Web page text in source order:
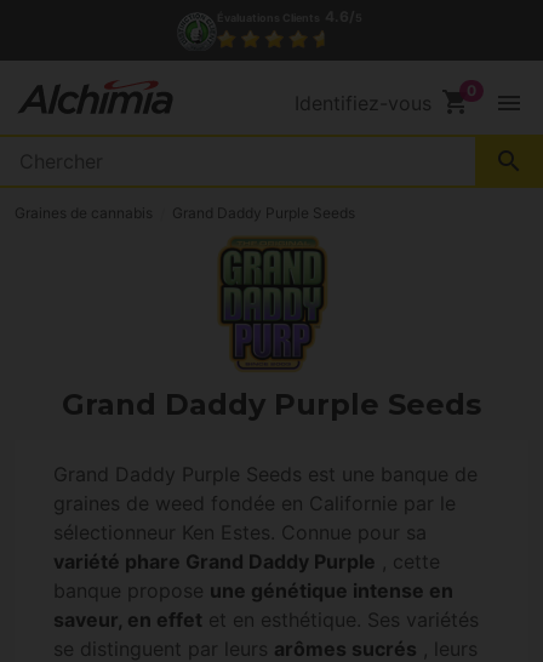
Identifiez-vous shopping_cart menu
search
Graines de cannabis Grand Daddy Purple Seeds
Grand Daddy Purple Seeds
Grand Daddy Purple Seeds est une banque de
graines de weed fondée en Californie par le
sélectionneur Ken Estes. Connue pour sa
variété phare Grand Daddy Purple , cette
banque propose une génétique intense en
saveur, en effet et en esthétique. Ses variétés
se distinguent par leurs arômes sucrés , leurs